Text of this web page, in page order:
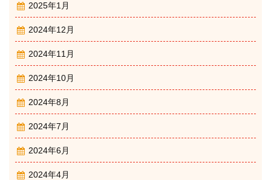
2025年1月
2024年12月
2024年11月
2024年10月
2024年8月
2024年7月
2024年6月
2024年4月